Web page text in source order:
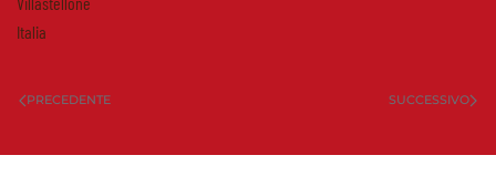
Italia
PRECEDENTE SUCCESSIVO